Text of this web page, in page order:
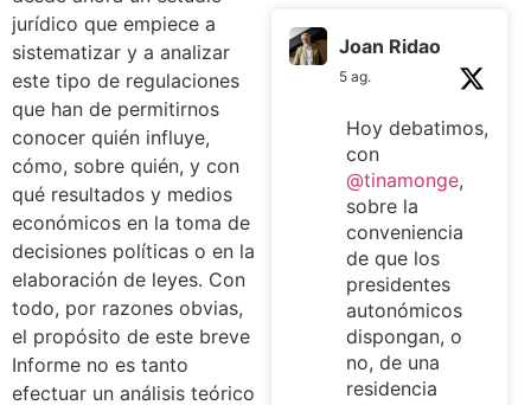
jurídico que empiece a
sistematizar y a analizar
este tipo de regulaciones
que han de permitirnos
conocer quién influye,
cómo, sobre quién, y con
qué resultados y medios
económicos en la toma de
decisiones políticas o en la
elaboración de leyes. Con
todo, por razones obvias,
el propósito de este breve
Informe no es tanto
efectuar un análisis teórico
Joan Ridao
5 ag.
Hoy debatimos,
con
@tinamonge,
sobre la
conveniencia
de que los
presidentes
autonómicos
dispongan, o
no, de una
residencia